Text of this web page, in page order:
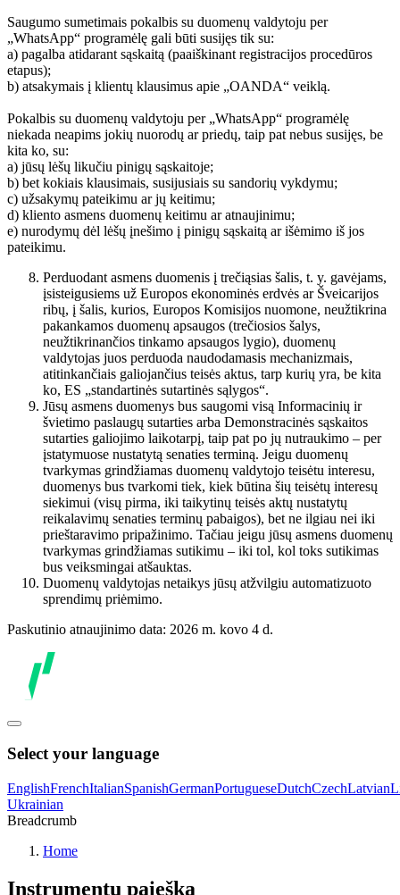
Saugumo sumetimais pokalbis su duomenų valdytoju per
„WhatsApp“ programėlę gali būti susijęs tik su:
a) pagalba atidarant sąskaitą (paaiškinant registracijos procedūros
etapus);
b) atsakymais į klientų klausimus apie „OANDA“ veiklą.
Pokalbis su duomenų valdytoju per „WhatsApp“ programėlę
niekada neapims jokių nuorodų ar priedų, taip pat nebus susijęs, be
kita ko, su:
a) jūsų lėšų likučiu pinigų sąskaitoje;
b) bet kokiais klausimais, susijusiais su sandorių vykdymu;
c) užsakymų pateikimu ar jų keitimu;
d) kliento asmens duomenų keitimu ar atnaujinimu;
e) nurodymų dėl lėšų įnešimo į pinigų sąskaitą ar išėmimo iš jos
pateikimu.
Perduodant asmens duomenis į trečiąsias šalis, t. y. gavėjams,
įsisteigusiems už Europos ekonominės erdvės ar Šveicarijos
ribų, į šalis, kurios, Europos Komisijos nuomone, neužtikrina
pakankamos duomenų apsaugos (trečiosios šalys,
neužtikrinančios tinkamo apsaugos lygio), duomenų
valdytojas juos perduoda naudodamasis mechanizmais,
atitinkančiais galiojančius teisės aktus, tarp kurių yra, be kita
ko, ES „standartinės sutartinės sąlygos“.
Jūsų asmens duomenys bus saugomi visą Informacinių ir
švietimo paslaugų sutarties arba Demonstracinės sąskaitos
sutarties galiojimo laikotarpį, taip pat po jų nutraukimo – per
įstatymuose nustatytą senaties terminą. Jeigu duomenų
tvarkymas grindžiamas duomenų valdytojo teisėtu interesu,
duomenys bus tvarkomi tiek, kiek būtina šių teisėtų interesų
siekimui (visų pirma, iki taikytinų teisės aktų nustatytų
reikalavimų senaties terminų pabaigos), bet ne ilgiau nei iki
prieštaravimo pripažinimo. Tačiau jeigu jūsų asmens duomenų
tvarkymas grindžiamas sutikimu – iki tol, kol toks sutikimas
bus veiksmingai atšauktas.
Duomenų valdytojas netaikys jūsų atžvilgiu automatizuoto
sprendimų priėmimo.
Paskutinio atnaujinimo data: 2026 m. kovo 4 d.
Select your language
EnglishFrenchItalianSpanishGermanPortugueseDutchCzechLatvian
Ukrainian
Breadcrumb
Home
Instrumentų paieška